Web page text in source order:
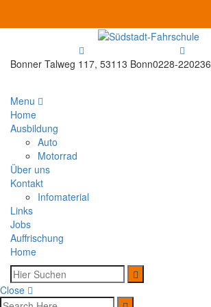
Bonner Talweg 117, 53113 Bonn0228-220236
Menu
Home
Ausbildung
Auto
Motorrad
Über uns
Kontakt
Infomaterial
Links
Jobs
Auffrischung
Home
Close